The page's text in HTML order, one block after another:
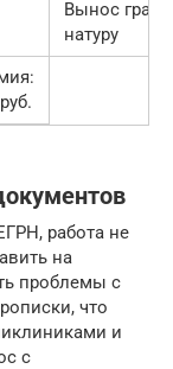
Вынос
натуру
работа не
на
проблемы с
что
и
с